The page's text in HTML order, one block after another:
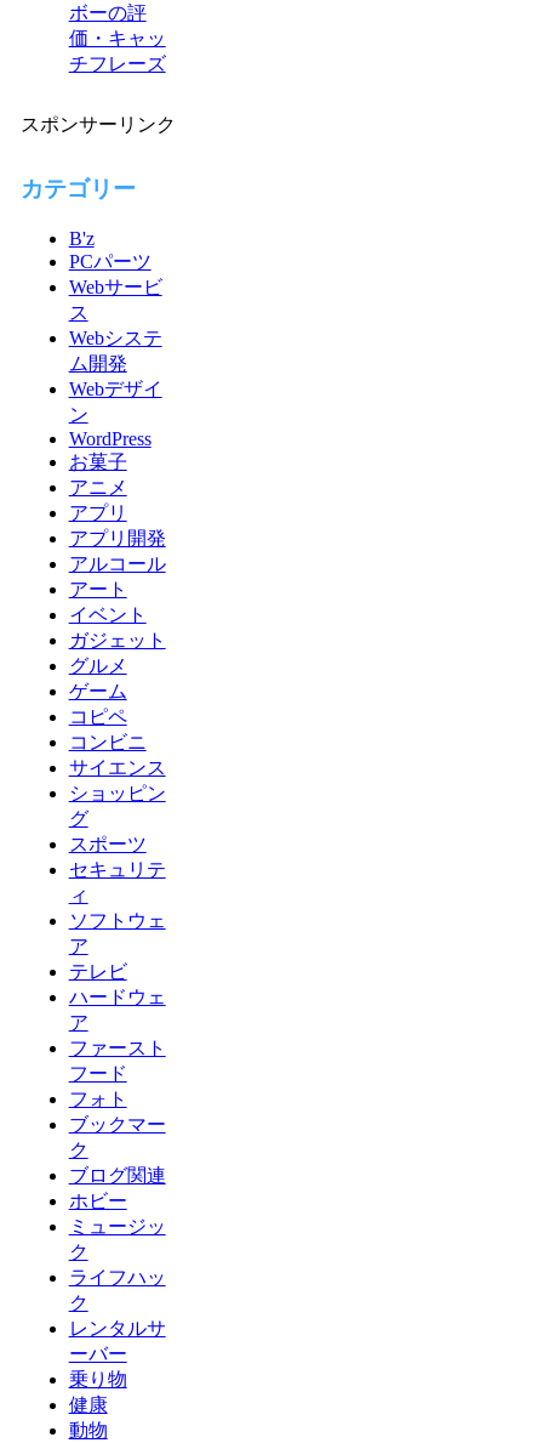
ボーの評
価・キャッ
チフレーズ
スポンサーリンク
カテゴリー
B'z
PCパーツ
Webサービ
ス
Webシステ
ム開発
Webデザイ
ン
WordPress
お菓子
アニメ
アプリ
アプリ開発
アルコール
アート
イベント
ガジェット
グルメ
ゲーム
コピペ
コンビニ
サイエンス
ショッピン
グ
スポーツ
セキュリテ
ィ
ソフトウェ
ア
テレビ
ハードウェ
ア
ファースト
フード
フォト
ブックマー
ク
ブログ関連
ホビー
ミュージッ
ク
ライフハッ
ク
レンタルサ
ーバー
乗り物
健康
動物